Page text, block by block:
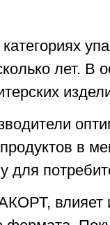
лет. В
в
для
влияет